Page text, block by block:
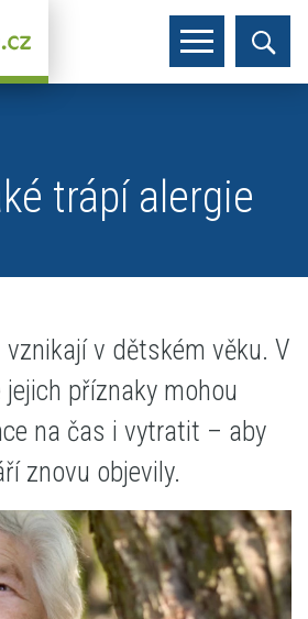
trápí alergie
v dětském věku. V
příznaky mohou
na čas i vytratit – aby
znovu objevily.